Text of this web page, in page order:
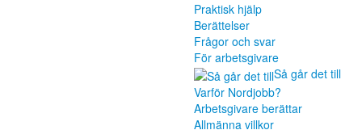
Praktisk hjälp
Berättelser
Frågor och svar
För arbetsgivare
Så går det till
Varför Nordjobb?
Arbetsgivare berättar
Allmänna villkor